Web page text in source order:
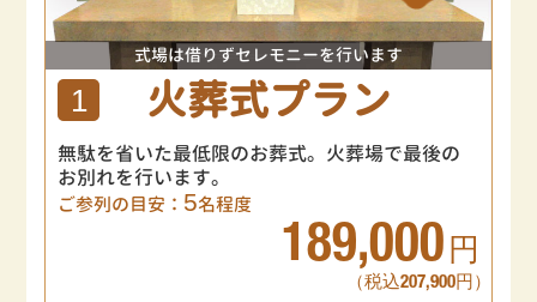
式場は借りずセレモニーを行います
1 火葬式プラン
無駄を省いた最低限のお葬式。火葬場で最後の
お別れを行います。
ご参列の目安： 5名程度
189,000 円
（税込207,900円）